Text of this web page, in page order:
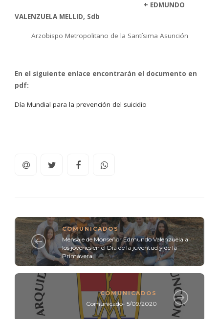
+ EDMUNDO
VALENZUELA MELLID, Sdb
Arzobispo Metropolitano de la Santísima Asunción
En el siguiente enlace encontrarán el documento en
pdf:
Día Mundial para la prevención del suicidio
COMUNICADOS
Mensaje de Monseñor Edmundo Valenzuela a
los jóvenes en el Día de la juventud y de la
Primavera
COMUNICADOS
Comunicado- 5/09/2020